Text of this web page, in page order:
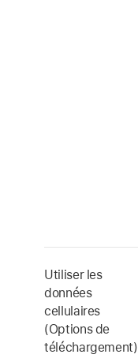
Utiliser les
données
cellulaires
(Options de
téléchargement)